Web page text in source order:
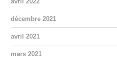
décembre 2021
avril 2021
mars 2021